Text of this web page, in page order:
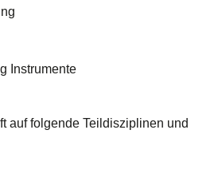
Instrumente
auf folgende Teildisziplinen und